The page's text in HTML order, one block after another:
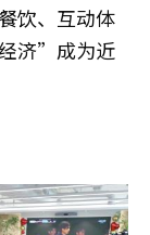
饮、互动体
济”成为近